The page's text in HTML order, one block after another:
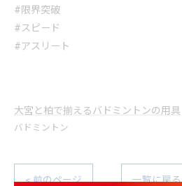
#限界突破
#スピード
#アスリート
大宮と柏で揃えるバドミントンの用具
バドミントン
< 前のページ 一覧に戻る